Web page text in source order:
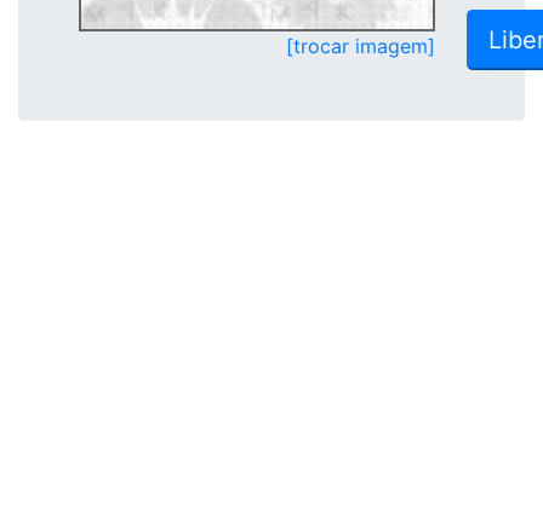
[trocar imagem]